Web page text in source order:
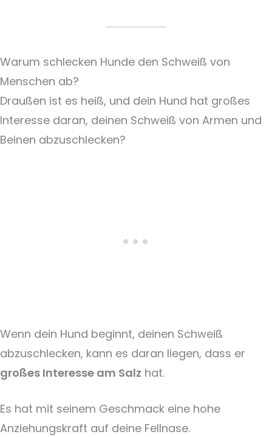
Warum schlecken Hunde den Schweiß von
Menschen ab?
Draußen ist es heiß, und dein Hund hat großes
Interesse daran, deinen Schweiß von Armen und
Beinen abzuschlecken?
Wenn dein Hund beginnt, deinen Schweiß
abzuschlecken, kann es daran liegen, dass er
großes Interesse am Salz hat.
Es hat mit seinem Geschmack eine hohe
Anziehungskraft auf deine Fellnase.